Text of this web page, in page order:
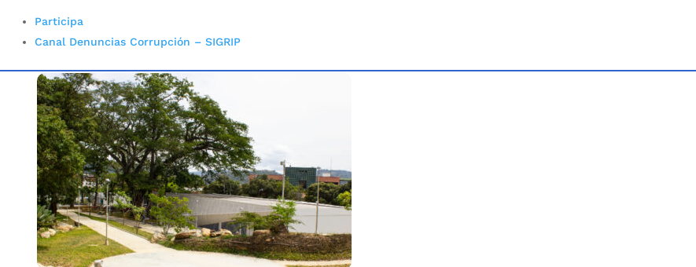
Participa
Canal Denuncias Corrupción – SIGRIP
Inicio 5 Etiqueta: Comunas 1 y 2